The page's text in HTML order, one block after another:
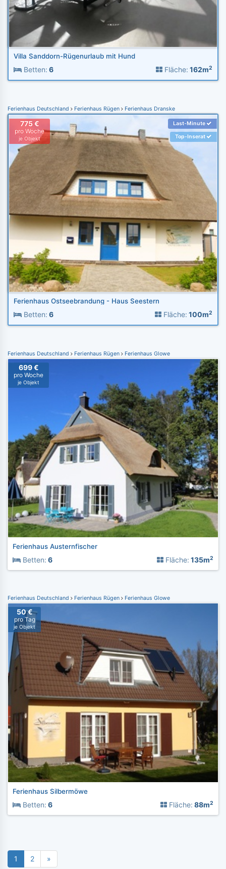
Villa Sanddorn-Rügenurlaub mit Hund
Betten: 6 Fläche: 162m2
Ferienhaus Deutschland Ferienhaus Rügen Ferienhaus Dranske
775 €
pro Woche
je Objekt
Last-Minute
Top-Inserat
Ferienhaus Ostseebrandung - Haus Seestern
Betten: 6 Fläche: 100m2
Ferienhaus Deutschland Ferienhaus Rügen Ferienhaus Glowe
699 €
pro Woche
je Objekt
Ferienhaus Austernfischer
Betten: 6 Fläche: 135m2
Ferienhaus Deutschland Ferienhaus Rügen Ferienhaus Glowe
50 €
pro Tag
je Objekt
Ferienhaus Silbermöwe
Betten: 6 Fläche: 88m2
1 2 »